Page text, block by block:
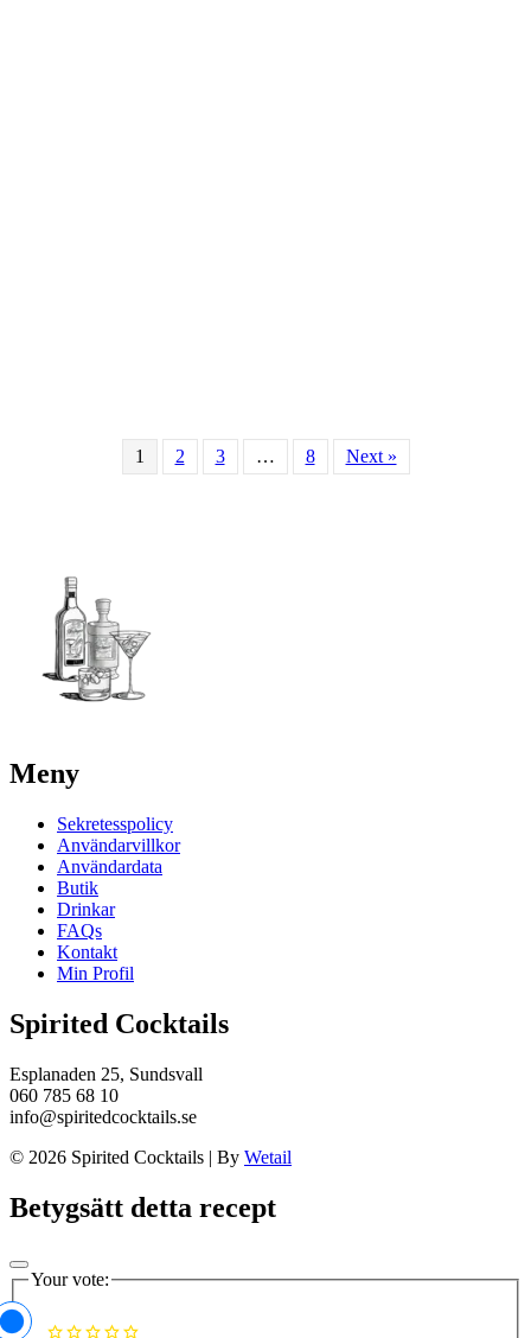
1 2 3 … 8 Next »
Meny
Sekretesspolicy
Användarvillkor
Användardata
Butik
Drinkar
FAQs
Kontakt
Min Profil
Spirited Cocktails
Esplanaden 25, Sundsvall
060 785 68 10
info@spiritedcocktails.se
© 2026 Spirited Cocktails | By Wetail
Betygsätt detta recept
Your vote: